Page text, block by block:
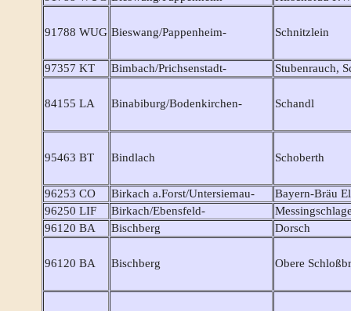
91788 WUG Bieswang/Pappenheim- Schnitzlein
97357 KT Bimbach/Prichsenstadt- Stubenrauch,
84155 LA Binabiburg/Bodenkirchen- Schandl
95463 BT Bindlach Schoberth
96253 CO Birkach a.Forst/Untersiemau-
Bayern-Bräu
96250 LIF
Birkach/Ebensfeld-
96120 BA
Bischberg Dorsch
96120 BA Bischberg Obere